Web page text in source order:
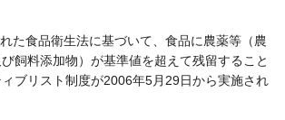
た食品衛生法に基づいて、食品に農薬等（農
飼料添加物）が基準値を超えて残留すること
ブリスト制度が2006年5月29日から実施され